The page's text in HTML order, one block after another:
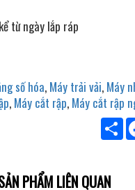
từ ngày lắp ráp
số hóa, Máy trải vải, Máy
, Máy cắt rập, Máy cắt rập
PHẨM LIÊN QUAN